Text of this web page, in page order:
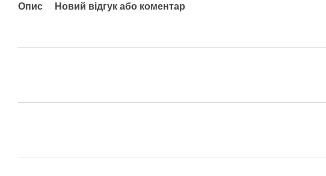
Опис Новий відгук або коментар